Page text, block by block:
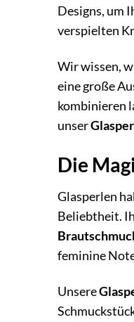
Designs, um
verspielten
Wir wissen,
eine große
kombinieren
unser
Die
Glasperlen
Beliebtheit.
feminine
Unsere